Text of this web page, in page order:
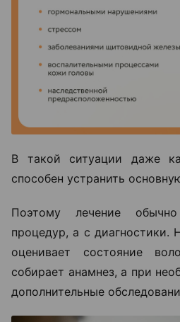
В такой ситуации даже
способен устранить
Поэтому лечение
процедур, а с диагностики.
оценивает состояние
собирает анамнез, а при
дополнительные